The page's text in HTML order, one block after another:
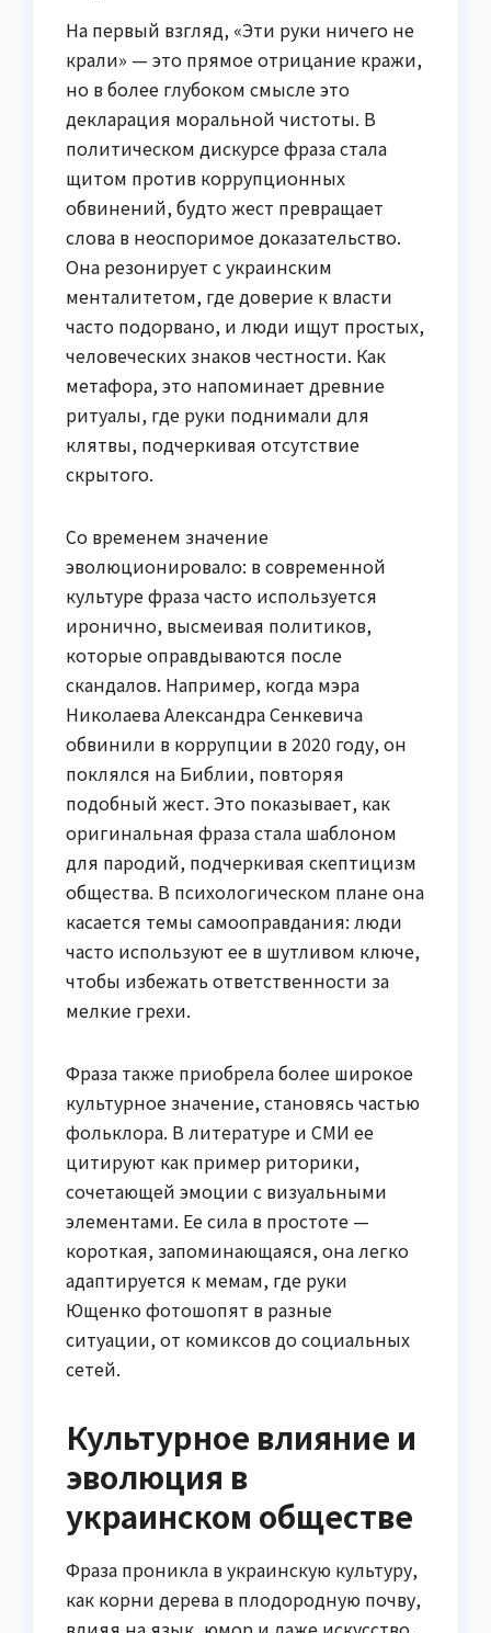
На первый взгляд, «Эти руки ничего не
крали» — это прямое отрицание кражи,
но в более глубоком смысле это
декларация моральной чистоты. В
политическом дискурсе фраза стала
щитом против коррупционных
обвинений, будто жест превращает
слова в неоспоримое доказательство.
Она резонирует с украинским
менталитетом, где доверие к власти
часто подорвано, и люди ищут простых,
человеческих знаков честности. Как
метафора, это напоминает древние
ритуалы, где руки поднимали для
клятвы, подчеркивая отсутствие
скрытого.
Со временем значение
эволюционировало: в современной
культуре фраза часто используется
иронично, высмеивая политиков,
которые оправдываются после
скандалов. Например, когда мэра
Николаева Александра Сенкевича
обвинили в коррупции в 2020 году, он
поклялся на Библии, повторяя
подобный жест. Это показывает, как
оригинальная фраза стала шаблоном
для пародий, подчеркивая скептицизм
общества. В психологическом плане она
касается темы самооправдания: люди
часто используют ее в шутливом ключе,
чтобы избежать ответственности за
мелкие грехи.
Фраза также приобрела более широкое
культурное значение, становясь частью
фольклора. В литературе и СМИ ее
цитируют как пример риторики,
сочетающей эмоции с визуальными
элементами. Ее сила в простоте —
короткая, запоминающаяся, она легко
адаптируется к мемам, где руки
Ющенко фотошопят в разные
ситуации, от комиксов до социальных
сетей.
Культурное влияние и
эволюция в
украинском обществе
Фраза проникла в украинскую культуру,
как корни дерева в плодородную почву,